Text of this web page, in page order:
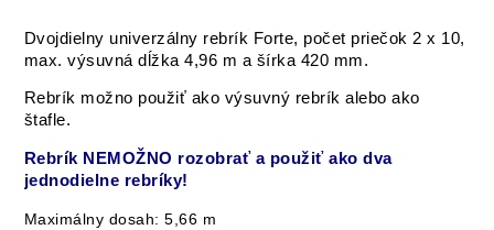
Dvojdielny univerzálny rebrík Forte, počet priečok 2 x 10,
max. výsuvná dĺžka 4,96 m a šírka 420 mm.
Rebrík možno použiť ako výsuvný rebrík alebo ako
štafle.
Rebrík NEMOŽNO rozobrať a použiť ako dva
jednodielne rebríky!
Maximálny dosah: 5,66 m